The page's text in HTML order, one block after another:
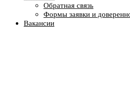
Обратная связь
Формы заявки и
Вакансии